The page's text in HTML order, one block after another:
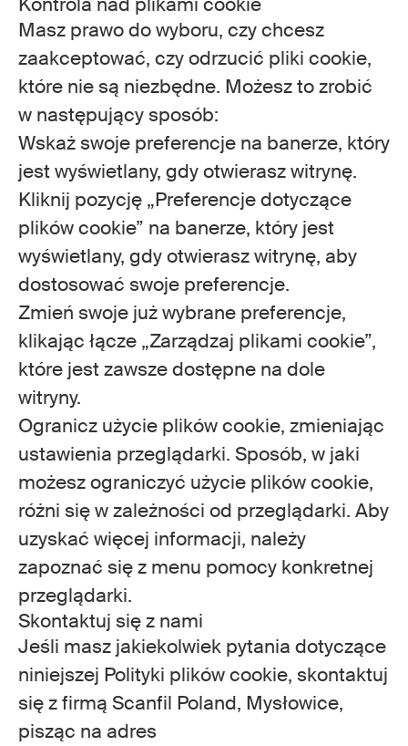
Masz prawo do wyboru, czy chcesz
zaakceptować, czy odrzucić pliki cookie,
które nie są niezbędne. Możesz to zrobić
w następujący sposób:
Wskaż swoje preferencje na banerze, który
jest wyświetlany, gdy otwierasz witrynę.
Kliknij pozycję „Preferencje dotyczące
plików cookie” na banerze, który jest
wyświetlany, gdy otwierasz witrynę, aby
dostosować swoje preferencje.
Zmień swoje już wybrane preferencje,
klikając łącze „Zarządzaj plikami cookie”,
które jest zawsze dostępne na dole
witryny.
Ogranicz użycie plików cookie, zmieniając
ustawienia przeglądarki. Sposób, w jaki
możesz ograniczyć użycie plików cookie,
różni się w zależności od przeglądarki. Aby
uzyskać więcej informacji, należy
zapoznać się z menu pomocy konkretnej
przeglądarki.
Skontaktuj się z nami
Jeśli masz jakiekolwiek pytania dotyczące
niniejszej Polityki plików cookie, skontaktuj
się z firmą Scanfil Poland, Mysłowice,
pisząc na adres